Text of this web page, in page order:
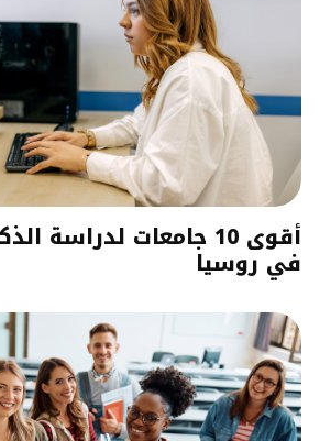
أقوى 10 جامعات لدراسة
في روسيا